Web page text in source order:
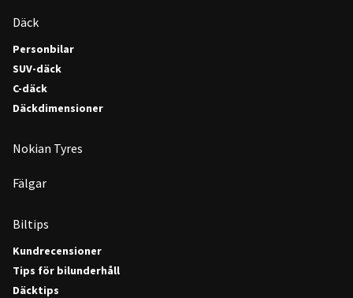
Däck
Personbilar
SUV-däck
C-däck
Däckdimensioner
Nokian Tyres
Fälgar
Biltips
Kundrecensioner
Tips för bilunderhåll
Däcktips